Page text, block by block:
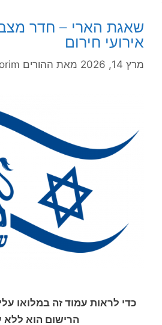
שאגת הארי – חדר
אירועי חירום
מרץ 14, 2026 מאת ההורים Hahorim
כדי לראות עמוד זה במלואו
הרישום הוא ללא